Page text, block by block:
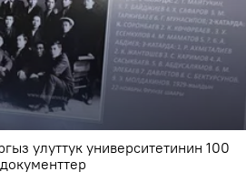
улуттук университетинин 100